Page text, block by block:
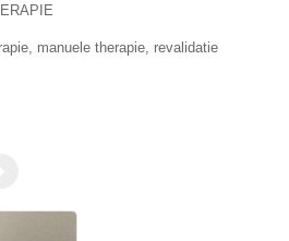
manuele therapie, revalidatie